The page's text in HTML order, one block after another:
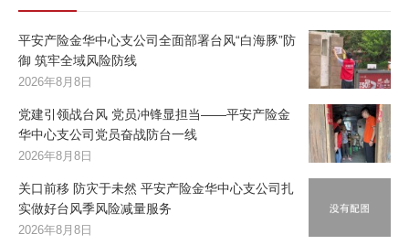
平安产险金华中心支公司全面部署台风“白海豚”防
御 筑牢全域风险防线
2026年8月8日
党建引领战台风 党员冲锋显担当——平安产险金
华中心支公司党员奋战防台一线
2026年8月8日
关口前移 防灾于未然 平安产险金华中心支公司扎
实做好台风季风险减量服务
2026年8月8日